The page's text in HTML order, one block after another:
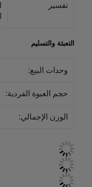
تفسير
التعبئة والتسليم
وحدات البيع:
حجم العبوة الفردية:
الوزن الإجمالي: